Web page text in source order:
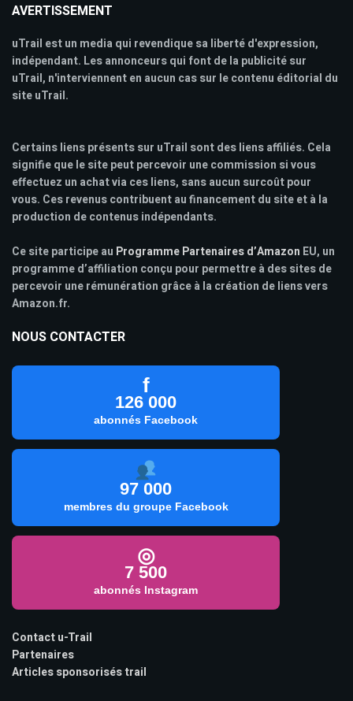
AVERTISSEMENT
uTrail est un media qui revendique sa liberté d'expression,
indépendant. Les annonceurs qui font de la publicité sur
uTrail, n'interviennent en aucun cas sur le contenu éditorial du
site uTrail.
Certains liens présents sur uTrail sont des liens affiliés. Cela
signifie que le site peut percevoir une commission si vous
effectuez un achat via ces liens, sans aucun surcoût pour
vous. Ces revenus contribuent au financement du site et à la
production de contenus indépendants.
Ce site participe au Programme Partenaires d’Amazon EU, un
programme d’affiliation conçu pour permettre à des sites de
percevoir une rémunération grâce à la création de liens vers
Amazon.fr.
NOUS CONTACTER
f
126 000
abonnés Facebook
97 000
membres du groupe Facebook
◎
7 500
abonnés Instagram
Contact u-Trail
Partenaires
Articles sponsorisés trail